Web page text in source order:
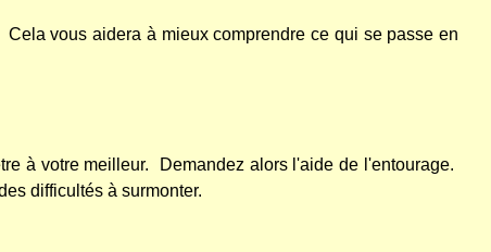
Cela vous aidera à mieux comprendre ce qui se passe en
à votre meilleur.
Demandez alors l'aide de l'entourage.
difficultés à surmonter.